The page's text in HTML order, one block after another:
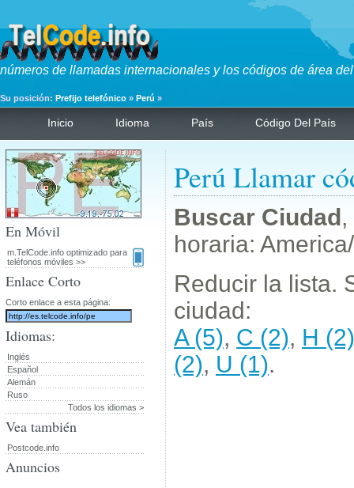
números de llamadas internacionales y los códigos de área
Su posición: Prefijo telefónico » Perú »
Inicio Idioma País Código Del País
Perú Llamar
Buscar Ciudad
horaria:
Reducir la lista.
ciudad:
A (5), C (2), H (2)
(2), U (1).
En Móvil
m.TelCode.info optimizado para
teléfonos móviles >>
Enlace Corto
Corto enlace a esta página:
Idiomas:
Inglés
Español
Alemán
Ruso
Todos los idiomas >
Vea también
Postcode.info
Anuncios